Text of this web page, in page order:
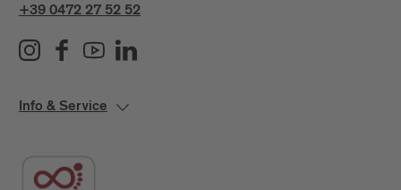
+39 0472 27 52 52
Info & Service